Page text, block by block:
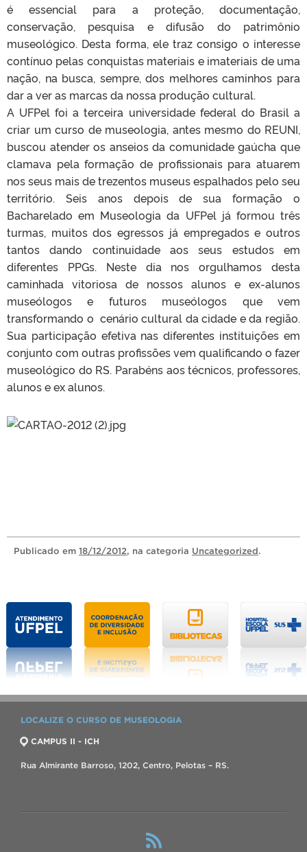
é essencial para a proteção, documentação,
conservação, pesquisa e difusão do patrimônio
museológico. Desta forma, ele traz consigo o interesse
contínuo pelas conquistas materiais e imateriais de uma
nação, na busca, sempre, dos melhores caminhos para
dar a ver as marcas da nossa produção cultural.
A UFPel foi a terceira universidade federal do Brasil a
criar um curso de museologia, antes mesmo do REUNI,
buscou atender os anseios da comunidade gaúcha que
clamava pela formação de profissionais para atuarem
nos seus mais de trezentos museus espalhados pelo seu
território. Seis anos depois de sua formação o
Bacharelado em Museologia da UFPel já formou três
turmas, muitos dos egressos já empregados e outros
tantos dando continuidade aos seus estudos em
diferentes PPGs. Neste dia nos orgulhamos desta
caminhada vitoriosa de nossos alunos e ex-alunos
museólogos e futuros museólogos que vem
transformando o cenário cultural da cidade e da região.
Sua participação efetiva nas diferentes instituições em
conjunto com outras profissões vem qualificando o fazer
museológico do RS. Parabéns aos técnicos, professores,
alunos e ex alunos.
Publicado em 18/12/2012, na categoria Uncategorized.
LOCALIZE O CURSO DE MUSEOLOGIA
CAMPUS II - ICH
Rua Almirante Barroso, 1202, Centro, Pelotas – RS.